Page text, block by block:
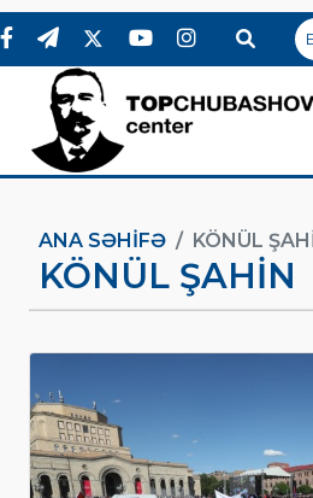
ANA SƏHIFƏ KÖNÜL
KÖNÜL ŞAHIN